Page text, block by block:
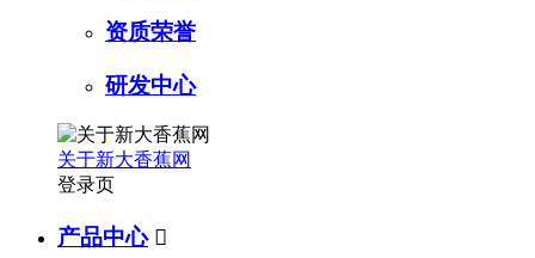
资质荣誉
研发中心
关于新大香蕉网
登录页
产品中心 